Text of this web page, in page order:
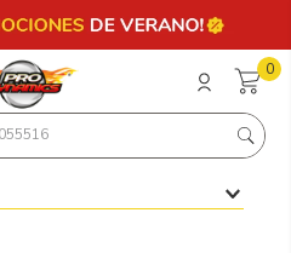
0
2055516
Términos más buscados